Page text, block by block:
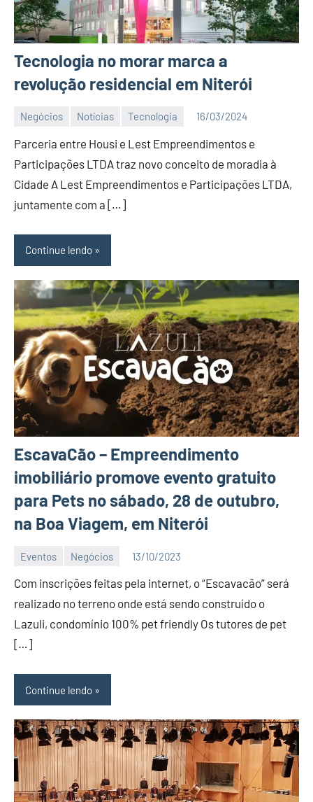
Tecnologia no morar marca a
revolução residencial em Niterói
Negócios Notícias Tecnologia 16/03/2024
Editor
comentário
Parceria entre Housi e Lest Empreendimentos e
Participações LTDA traz novo conceito de moradia à
Cidade A Lest Empreendimentos e Participações LTDA,
juntamente com a […]
Continue lendo
EscavaCão – Empreendimento
imobiliário promove evento gratuito
para Pets no sábado, 28 de outubro,
na Boa Viagem, em Niterói
Eventos Negócios 13/10/2023
DN
Com inscrições feitas pela internet, o “Escavacão” será
realizado no terreno onde está sendo construído o
Lazuli, condomínio 100% pet friendly Os tutores de pet
[…]
Continue lendo